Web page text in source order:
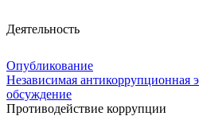
Деятельность
Опубликование
Независимая антикоррупционная
обсуждение
Противодействие коррупции